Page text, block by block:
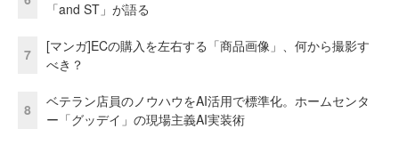
「and ST」が語る
7
[マンガ]ECの購入を左右する「商品画像」、何から撮影す
べき？
8
ベテラン店員のノウハウをAI活用で標準化。ホームセンタ
ー「グッデイ」の現場主義AI実装術